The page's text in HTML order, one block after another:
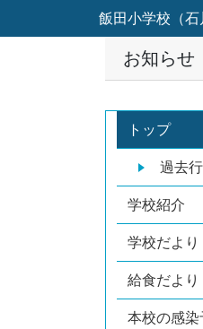
飯田小学校（石
お知らせ
トップ
過去
学校紹介
学校だよ
給食だより
本校の感染